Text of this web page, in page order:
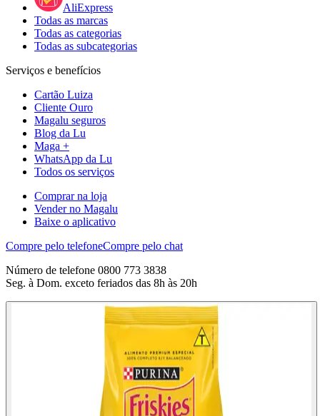
AliExpress
Todas as marcas
Todas as categorias
Todas as subcategorias
Serviços e benefícios
Cartão Luiza
Cliente Ouro
Magalu seguros
Blog da Lu
Maga +
WhatsApp da Lu
Todos os serviços
Comprar na loja
Vender no Magalu
Baixe o aplicativo
Compre pelo telefoneCompre pelo chat
Número de telefone 0800 773 3838
Seg. à Dom. exceto feriados das 8h às 20h